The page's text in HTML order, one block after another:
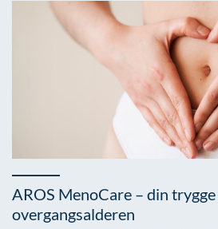
AROS MenoCare – din
overgangsalderen